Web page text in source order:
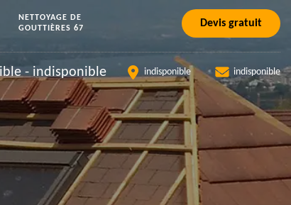
NETTOYAGE DE
GOUTTIÈRES 67
Devis gratuit
- indisponible indisponible indisponible